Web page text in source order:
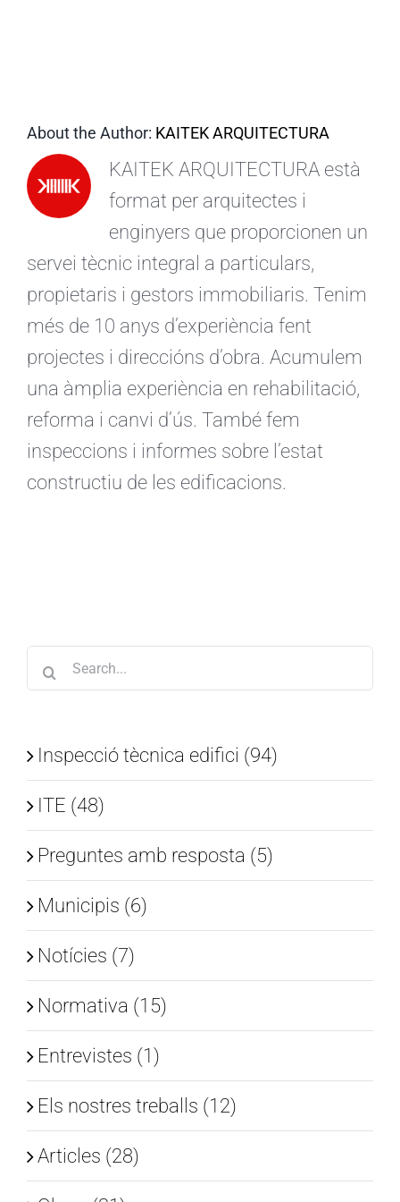
About the Author: KAITEK ARQUITECTURA
KAITEK ARQUITECTURA està
format per arquitectes i
enginyers que proporcionen un
servei tècnic integral a particulars,
propietaris i gestors immobiliaris. Tenim
més de 10 anys d’experiència fent
projectes i direccións d’obra. Acumulem
una àmplia experiència en rehabilitació,
reforma i canvi d’ús. També fem
inspeccions i informes sobre l’estat
constructiu de les edificacions.
Search
for:
Inspecció tècnica edifici (94)
ITE (48)
Preguntes amb resposta (5)
Municipis (6)
Notícies (7)
Normativa (15)
Entrevistes (1)
Els nostres treballs (12)
Articles (28)